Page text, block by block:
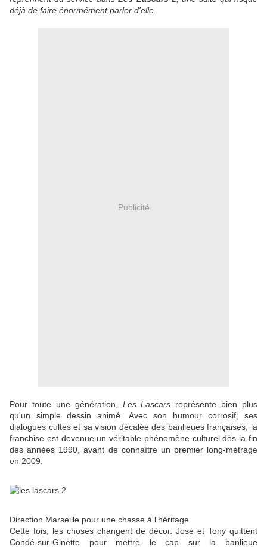
déjà de faire énormément parler d'elle.
Publicité
Pour toute une génération, Les Lascars représente bien plus
qu'un simple dessin animé. Avec son humour corrosif, ses
dialogues cultes et sa vision décalée des banlieues françaises, la
franchise est devenue un véritable phénomène culturel dès la fin
des années 1990, avant de connaître un premier long-métrage
en 2009.
Direction Marseille pour une chasse à l'héritage
Cette fois, les choses changent de décor. José et Tony quittent
Condé-sur-Ginette pour mettre le cap sur la banlieue